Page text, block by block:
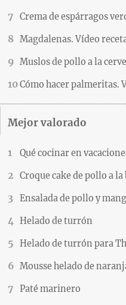
Crema de espárragos
Magdalenas. Vídeo
Muslos de pollo a la
Cómo hacer palmeritas.
Mejor valorado
Qué cocinar en
Croque cake de pollo a la
Ensalada de pollo y
Helado de turrón
Helado de turrón para
Mousse helado de
Paté marinero